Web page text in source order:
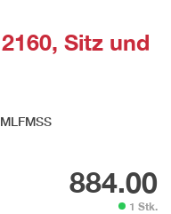
Sitz und
884.00
1 Stk.